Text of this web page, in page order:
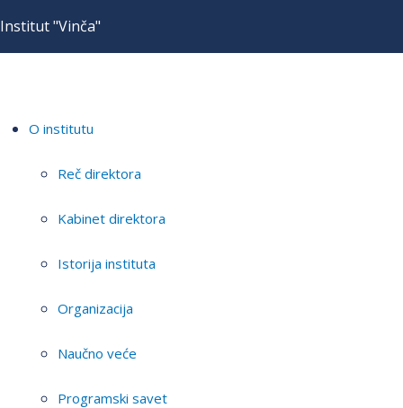
Institut "Vinča"
O institutu
Reč direktora
Kabinet direktora
Istorija instituta
Organizacija
Naučno veće
Programski savet